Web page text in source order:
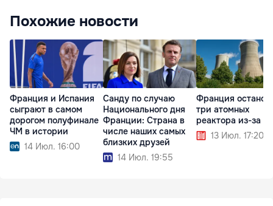
Похожие новости
Франция и Испания
сыграют в самом
дорогом полуфинале
ЧМ в истории
14 Июл. 16:00
Санду по случаю
Национального дня
Франции: Страна в
числе наших самых
близких друзей
14 Июл. 19:55
Франция
три атомных
реактора из-за
13 Июл. 17:20